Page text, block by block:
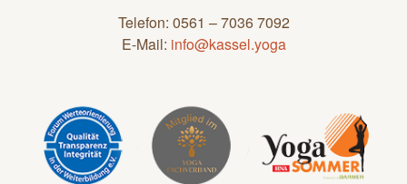
Telefon: 0561 – 7036 7092
E-Mail: info@kassel.yoga